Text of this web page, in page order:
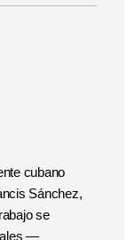
cubano
Sánchez,
se
—